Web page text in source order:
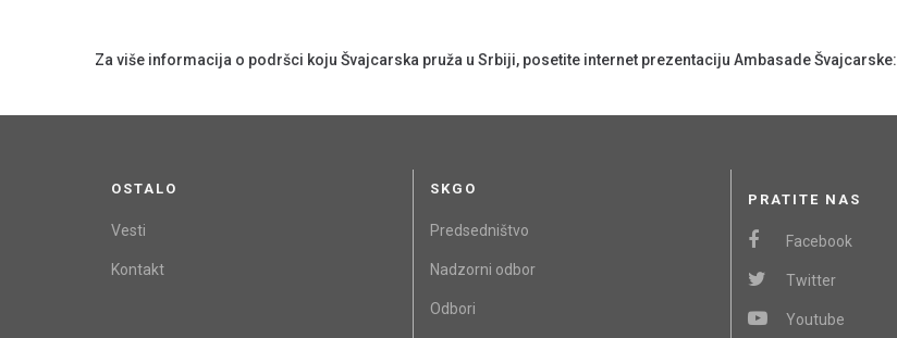
Za više informacija o podršci koju Švajcarska pruža u Srbiji, posetite internet prezentaciju Ambasade Švajcarske:
OSTALO
Vesti
Kontakt
SKGO
Predsedništvo
Nadzorni odbor
Odbori
PRATITE NAS
Facebook
Twitter
Youtube